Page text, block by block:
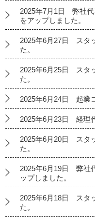
2025年7月1日 弊社代
をアップしました。
2025年6月27日 スタ
た。
2025年6月25日 スタ
た。
2025年6月24日 起業
2025年6月23日 経理
2025年6月20日 スタ
た。
2025年6月19日 弊社
ップしました。
2025年6月18日 スタ
た。